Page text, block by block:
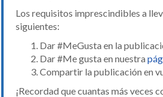
Los requisitos imprescindibles a
siguientes:
Dar #MeGusta en la
Dar #Me gusta en nuestra
Compartir la publicación en
¡Recordad que cuantas más veces